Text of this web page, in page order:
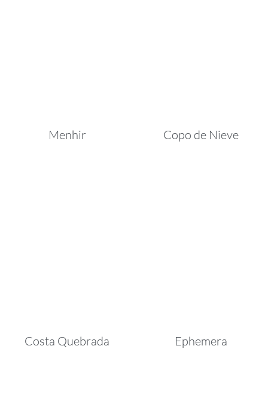
Menhir Copo de Nieve
Costa Quebrada Ephemera